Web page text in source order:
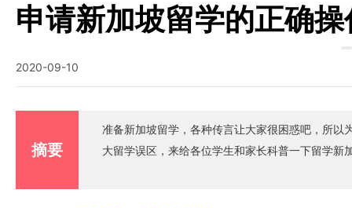
申请新加坡留学的正确操
2020-09-10
摘要
准备新加坡留学，各种传言让大家很困惑吧，所
大留学误区，来给各位学生和家长科普一下留学新